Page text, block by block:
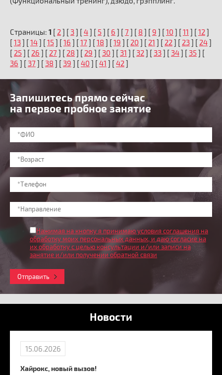
Страницы: 1 [2] [3] [4] [ 5] [ 6 ] [7 ] [ 8 ] [9 ] [10 ] [11 ] [12]
[13] [14] [15] [16 ] [17 ] [18 ] [19 ] [20 ] [21 ] [22] [23] [24]
[25] [26 ] [27 ] [28 ] [29 ] [30 ] [31 ] [32] [33] [34] [35] [
36 ] [37 ] [38 ] [39 ] [40 ] [41 ] [42]
Запишитесь прямо сейчас
на первое пробное занятие
Нажимая на кнопку я принимаю условия соглашения на
обработку моих персональных данных, и даю согласие на
их обработку с целью консультации и/или записи на
занятие и/или получении обратной связи
Отправить
Новости
15.06.2026
Хайрокс, новый вызов!